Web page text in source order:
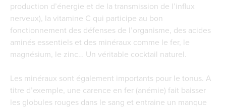
production d’énergie et de la transmission de l’influx
nerveux), la vitamine C qui participe au bon
fonctionnement des défenses de l’organisme, des acides
aminés essentiels et des minéraux comme le fer, le
magnésium, le zinc… Un véritable cocktail naturel.
Les minéraux sont également importants pour le tonus. A
titre d’exemple, une carence en fer (anémie) fait baisser
les globules rouges dans le sang et entraine un manque